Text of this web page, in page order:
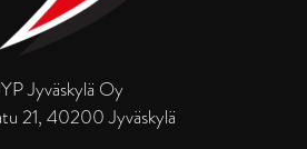
Jyväskylä Oy
21, 40200 Jyväskylä